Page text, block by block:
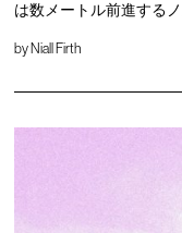
は数メートル前進する
by Niall Firth